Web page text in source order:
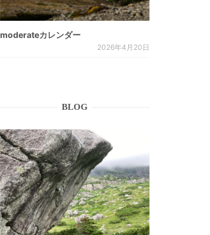
moderateカレンダー
2026年4月20日
BLOG